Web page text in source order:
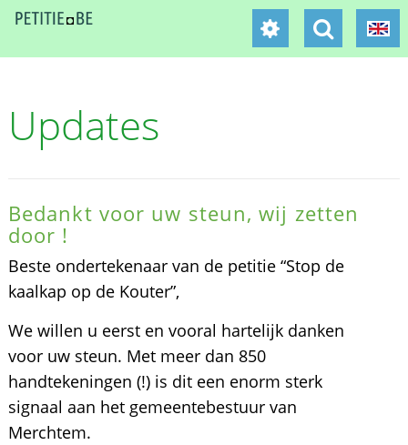
Updates
Bedankt voor uw steun, wij zetten
door !
Beste ondertekenaar van de petitie “Stop de
kaalkap op de Kouter”,
We willen u eerst en vooral hartelijk danken
voor uw steun. Met meer dan 850
handtekeningen (!) is dit een enorm sterk
signaal aan het gemeentebestuur van
Merchtem.